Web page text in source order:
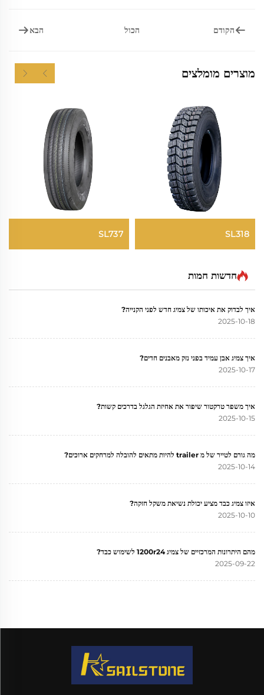
הקודם הכול הבא
מוצרים מומלצים
SL318
SL737
חדשות חמות
איך לבדוק את איכותו של צמיג חדש לפני הקנייה?
2025-10-18
איך צמיג אבן עמיד בפני נזק מאבנים חדים?
2025-10-17
איך משפר טרקטור שיפור את אחיזת הגלגל בדרכים קשות?
2025-10-15
מה גורם לטייר של מ trailer להיות מתאים להובלה למרחקים ארוכים?
2025-10-14
איזו צמיג כבד מציע יכולת נשיאת משקל חזקה?
2025-10-10
מהם היתרונות המרכזיים של צמיג 1200r24 לשימוש כבד?
2025-09-22